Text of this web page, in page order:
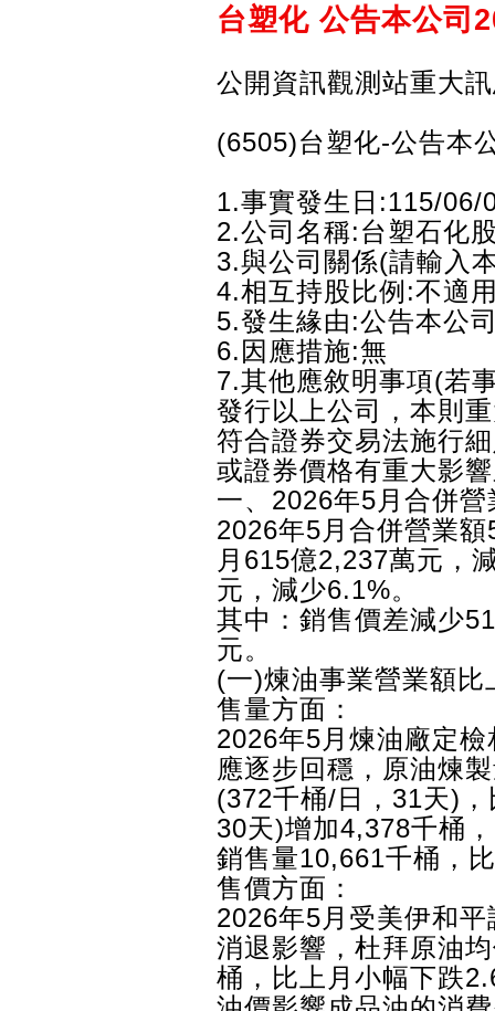
台塑化 公告本公司
公開資訊觀測站重大
(6505)台塑化-公告本
1.事實發生日:115/06/
2.公司名稱:台塑石化
3.與公司關係(請輸入
4.相互持股比例:不適
5.發生緣由:公告本公
6.因應措施:無
7.其他應敘明事項(若
發行以上公司，本則
符合證券交易法施行
或證券價格有重大影
一、2026年5月合併
2026年5月合併營業
月615億2,237萬元，
元，減少6.1%。
其中：銷售價差減少
元。
(一)煉油事業營業額
售量方面：
2026年5月煉油廠定
應逐步回穩，原油煉
(372千桶/日，31天)
30天)增加4,378千桶
銷售量10,661千桶，
售價方面：
2026年5月受美伊和
消退影響，杜拜原油
桶，比上月小幅下跌